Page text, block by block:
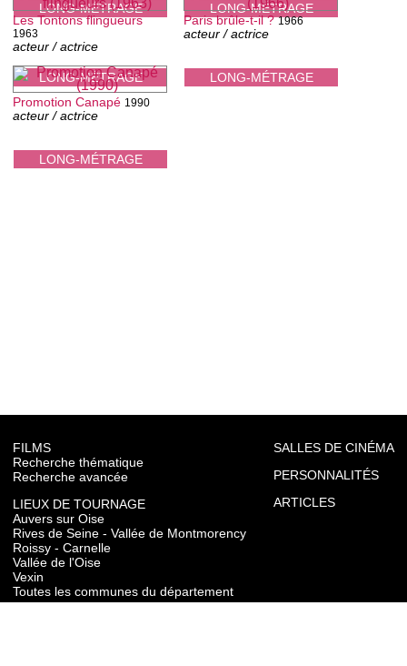
LONG-MÉTRAGE LONG-MÉTRAGE
LONG-MÉTRAGE
Les Tontons flingueurs
1963
acteur / actrice
LONG-MÉTRAGE
Paris brûle-t-il ? 1966
acteur / actrice
LONG-MÉTRAGE
Promotion Canapé 1990
acteur / actrice
FILMS
Recherche thématique
Recherche avancée
LIEUX DE TOURNAGE
Auvers sur Oise
Rives de Seine - Vallée de Montmorency
Roissy - Carnelle
Vallée de l'Oise
Vexin
Toutes les communes du département
SALLES DE CINÉMA
PERSONNALITÉS
ARTICLES